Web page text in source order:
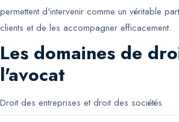
permettent d'intervenir comme un véritable
clients et de les accompagner efficacement.
Les domaines de
l'avocat
Droit des entreprises et droit des sociétés